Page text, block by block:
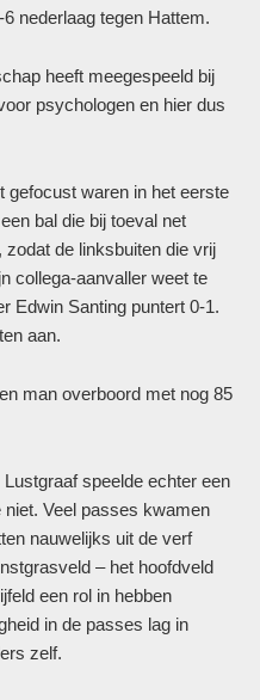
nederlaag tegen Hattem.
heeft meegespeeld bij
psychologen en hier dus
gefocust waren in het eerste
bal die bij toeval net
de linksbuiten die vrij
collega-aanvaller weet te
Edwin Santing puntert 0-1.
aan.
man overboord met nog 85
speelde echter een
Veel passes kwamen
nauwelijks uit de verf
– het hoofdveld
een rol in hebben
in de passes lag in
zelf.